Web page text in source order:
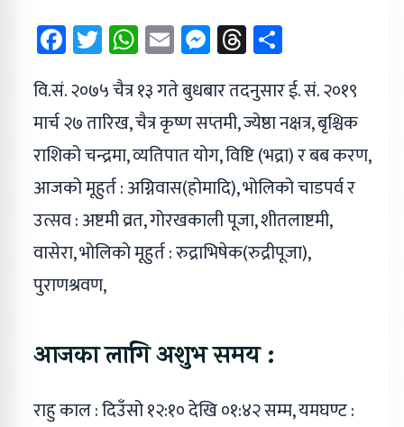
Facebook
Twitter
WhatsApp
EmailMessenger
Threads
वि.सं. २०७५ चैत्र १३ गते बुधबार तदनुसार ई. सं. २०१९
मार्च २७ तारिख, चैत्र कृष्ण सप्तमी, ज्येष्ठा नक्षत्र, बृश्चिक
राशिको चन्द्रमा, व्यतिपात योग, विष्टि (भद्रा) र बब करण,
आजको मूहुर्त : अग्निवास(होमादि), भोलिको चाडपर्व र
उत्सव : अष्टमी व्रत, गोरखकाली पूजा, शीतलाष्टमी,
वासेरा, भोलिको मूहुर्त : रुद्राभिषेक(रुद्रीपूजा),
पुराणश्रवण,
आजका लागि अशुभ समय :
राहु काल : दिउँसो १२:१० देखि ०१:४२ सम्म, यमघण्ट :